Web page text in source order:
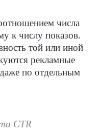
числа
к числу показов.
той или иной
рекламные
по отдельным
CTR